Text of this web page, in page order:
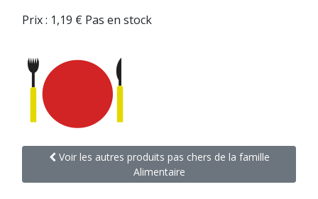
Prix : 1,19 € Pas en stock
Voir les autres produits pas chers de la famille
Alimentaire